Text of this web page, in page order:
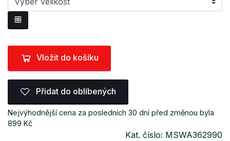
Vložit do košíku
Přidat do oblíbených
Nejvýhodnější cena za posledních 30 dní před změnou byla
899 Kč
Kat. číslo: MSWA362990